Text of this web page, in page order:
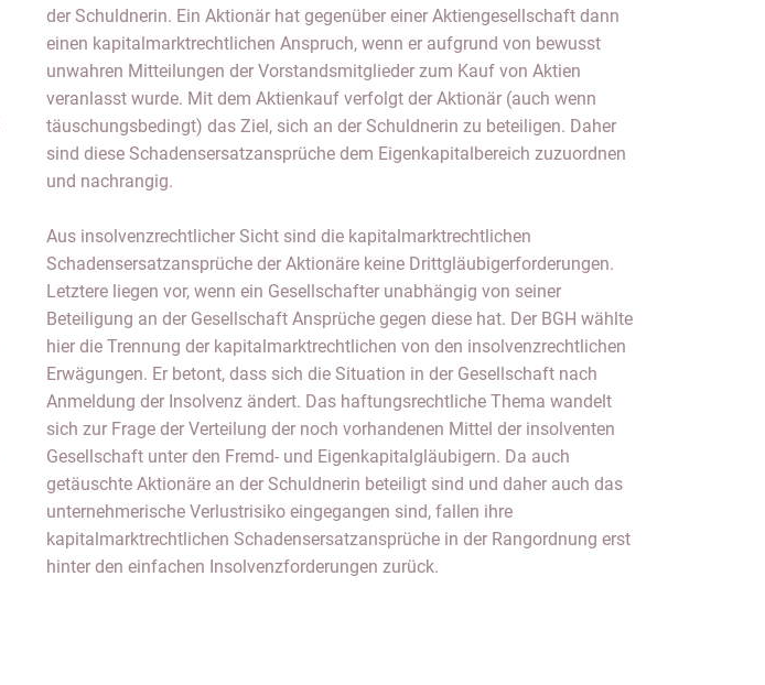
der Schuldnerin. Ein Aktionär hat gegenüber einer Aktiengesellschaft dann
einen kapitalmarktrechtlichen Anspruch, wenn er aufgrund von bewusst
unwahren Mitteilungen der Vorstandsmitglieder zum Kauf von Aktien
veranlasst wurde. Mit dem Aktienkauf verfolgt der Aktionär (auch wenn
täuschungsbedingt) das Ziel, sich an der Schuldnerin zu beteiligen. Daher
sind diese Schadensersatzansprüche dem Eigenkapitalbereich zuzuordnen
und nachrangig.
Aus insolvenzrechtlicher Sicht sind die kapitalmarktrechtlichen
Schadensersatzansprüche der Aktionäre keine Drittgläubigerforderungen.
Letztere liegen vor, wenn ein Gesellschafter unabhängig von seiner
Beteiligung an der Gesellschaft Ansprüche gegen diese hat. Der BGH wählte
hier die Trennung der kapitalmarktrechtlichen von den insolvenzrechtlichen
Erwägungen. Er betont, dass sich die Situation in der Gesellschaft nach
Anmeldung der Insolvenz ändert. Das haftungsrechtliche Thema wandelt
sich zur Frage der Verteilung der noch vorhandenen Mittel der insolventen
Gesellschaft unter den Fremd- und Eigenkapitalgläubigern. Da auch
getäuschte Aktionäre an der Schuldnerin beteiligt sind und daher auch das
unternehmerische Verlustrisiko eingegangen sind, fallen ihre
kapitalmarktrechtlichen Schadensersatzansprüche in der Rangordnung erst
hinter den einfachen Insolvenzforderungen zurück.